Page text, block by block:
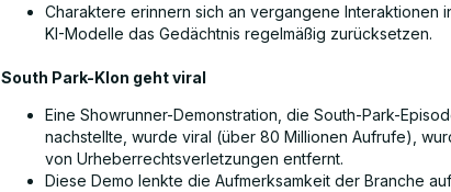
Charaktere erinnern sich an vergangene Interaktionen
KI-Modelle das Gedächtnis regelmäßig zurücksetzen.
South Park-Klon geht viral
Eine Showrunner-Demonstration, die South-Park-
nachstellte, wurde viral (über 80 Millionen Aufrufe),
von Urheberrechtsverletzungen entfernt.
Diese Demo lenkte die Aufmerksamkeit der Branche